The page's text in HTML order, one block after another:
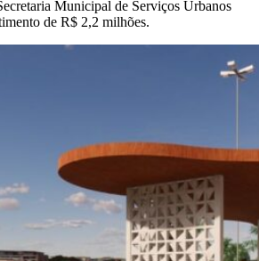
Municipal de Serviços Urbanos
de R$ 2,2 milhões.